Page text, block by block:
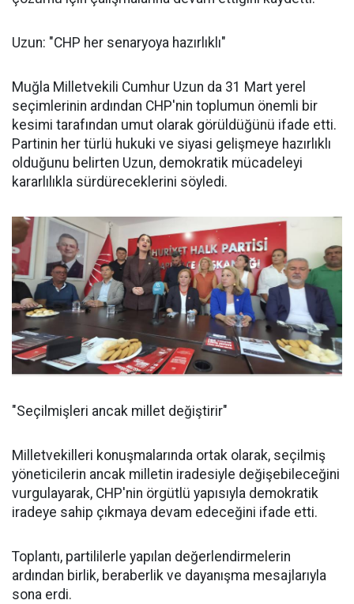
Uzun: "CHP her senaryoya hazırlıklı"
Muğla Milletvekili Cumhur Uzun da 31 Mart yerel
seçimlerinin ardından CHP'nin toplumun önemli bir
kesimi tarafından umut olarak görüldüğünü ifade etti.
Partinin her türlü hukuki ve siyasi gelişmeye hazırlıklı
olduğunu belirten Uzun, demokratik mücadeleyi
kararlılıkla sürdüreceklerini söyledi.
"Seçilmişleri ancak millet değiştirir"
Milletvekilleri konuşmalarında ortak olarak, seçilmiş
yöneticilerin ancak milletin iradesiyle değişebileceğini
vurgulayarak, CHP'nin örgütlü yapısıyla demokratik
iradeye sahip çıkmaya devam edeceğini ifade etti.
Toplantı, partililerle yapılan değerlendirmelerin
ardından birlik, beraberlik ve dayanışma mesajlarıyla
sona erdi.